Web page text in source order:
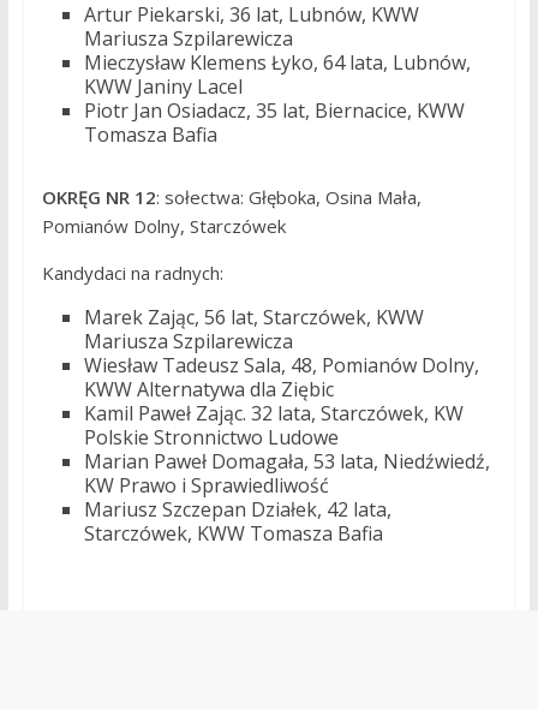
Artur Piekarski, 36 lat, Lubnów, KWW
Mariusza Szpilarewicza
Mieczysław Klemens Łyko, 64 lata, Lubnów,
KWW Janiny Lacel
Piotr Jan Osiadacz, 35 lat, Biernacice, KWW
Tomasza Bafia
OKRĘG NR 12: sołectwa: Głęboka, Osina Mała,
Pomianów Dolny, Starczówek
Kandydaci na radnych:
Marek Zając, 56 lat, Starczówek, KWW
Mariusza Szpilarewicza
Wiesław Tadeusz Sala, 48, Pomianów Dolny,
KWW Alternatywa dla Ziębic
Kamil Paweł Zając. 32 lata, Starczówek, KW
Polskie Stronnictwo Ludowe
Marian Paweł Domagała, 53 lata, Niedźwiedź,
KW Prawo i Sprawiedliwość
Mariusz Szczepan Działek, 42 lata,
Starczówek, KWW Tomasza Bafia